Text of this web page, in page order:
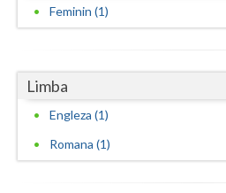
Teleorman
Tulcea
Valcea
Vaslui
Feminin (1)
Limba
Engleza (1)
Romana (1)